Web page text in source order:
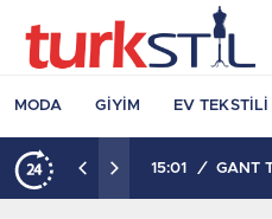
MODA GIYIM EV TEKSTILI
15:01 / GANT